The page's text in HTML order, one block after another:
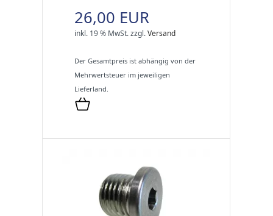
26,00 EUR
inkl. 19 % MwSt.zzgl.Versand
Der Gesamtpreis ist abhängig von der
Mehrwertsteuer im jeweiligen
Lieferland.